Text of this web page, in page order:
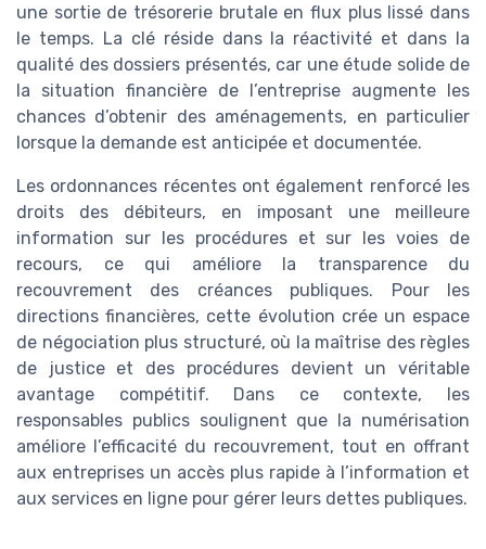
une sortie de trésorerie brutale en flux plus lissé dans
le temps. La clé réside dans la réactivité et dans la
qualité des dossiers présentés, car une étude solide de
la situation financière de l’entreprise augmente les
chances d’obtenir des aménagements, en particulier
lorsque la demande est anticipée et documentée.
Les ordonnances récentes ont également renforcé les
droits des débiteurs, en imposant une meilleure
information sur les procédures et sur les voies de
recours, ce qui améliore la transparence du
recouvrement des créances publiques. Pour les
directions financières, cette évolution crée un espace
de négociation plus structuré, où la maîtrise des règles
de justice et des procédures devient un véritable
avantage compétitif. Dans ce contexte, les
responsables publics soulignent que la numérisation
améliore l’efficacité du recouvrement, tout en offrant
aux entreprises un accès plus rapide à l’information et
aux services en ligne pour gérer leurs dettes publiques.